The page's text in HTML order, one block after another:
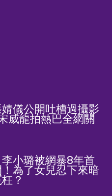
儀公開吐槽過攝影
威龍拍熱巴全網關
小璐被網暴8年首
為了女兒忍下來暗
？